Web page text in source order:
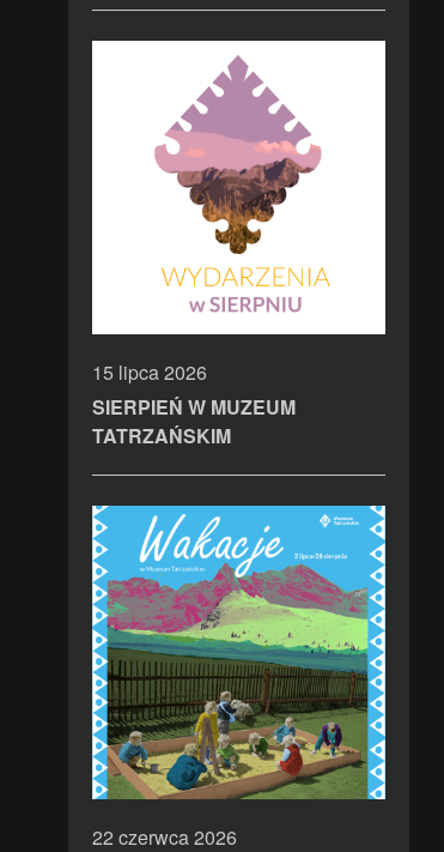
15 lipca 2026
SIERPIEŃ W MUZEUM
TATRZAŃSKIM
22 czerwca 2026